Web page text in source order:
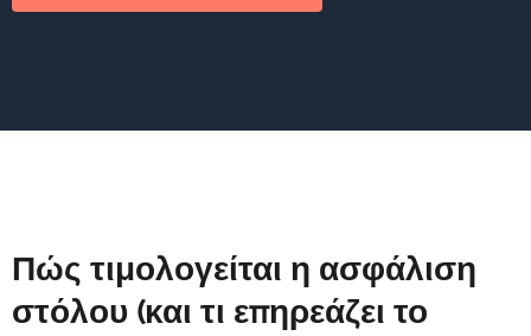
Πώς τιμολογείται η ασφάλιση
στόλου (και τι επηρεάζει το